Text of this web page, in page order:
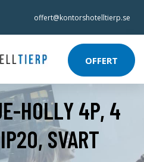
offert@kontorshotelltierp.se
OFFERT
HOLLY 4P, 4
SVART